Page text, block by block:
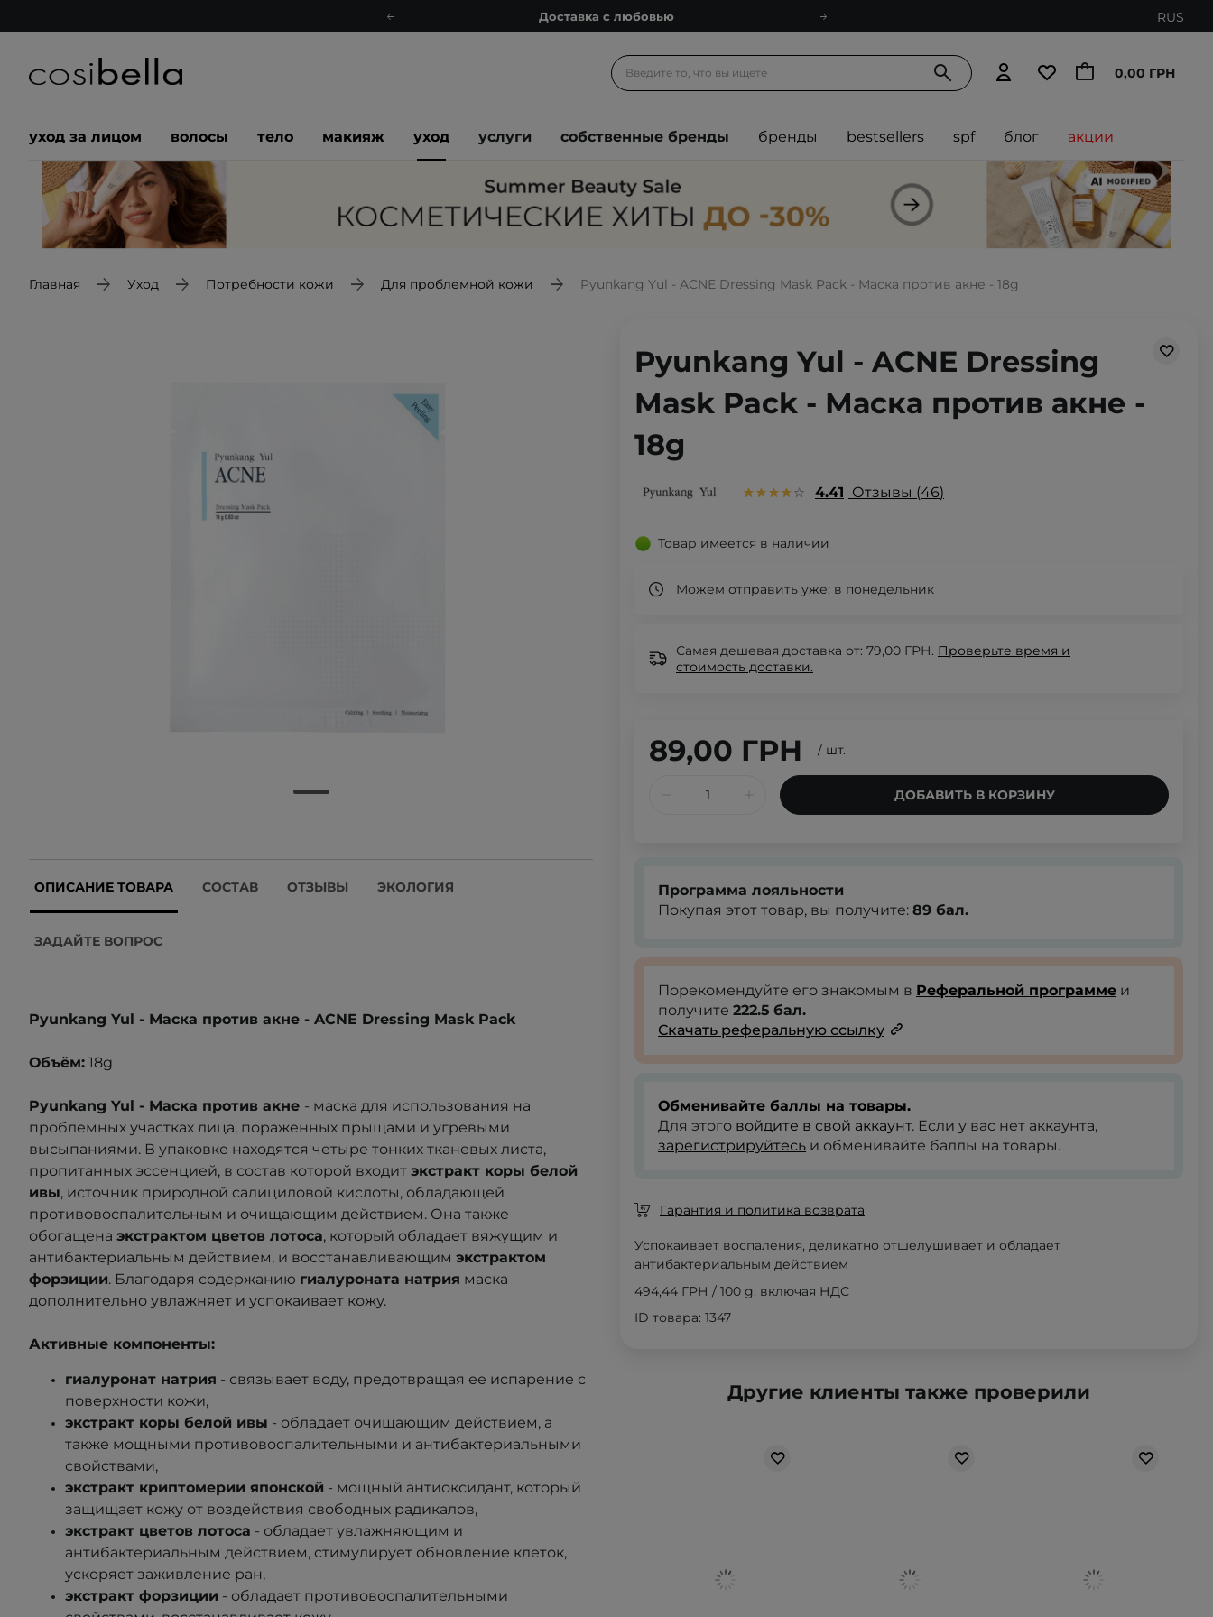
Подарочные карты
Спроси косметолога
Доставка с любовью
Подарочные карты
Блог
RUS
0,00 ГРН
уход за лицом волосы тело макияж уход услуги собственные бренды бренды bestsellers spf блог акции
Главная Уход Потребности кожи Для проблемной кожи Pyunkang Yul - ACNE Dressing Mask Pack - Маска против акне - 18g
ОПИСАНИЕ ТОВАРА СОСТАВ ОТЗЫВЫ ЭКОЛОГИЯ
ЗАДАЙТЕ ВОПРОС
Pyunkang Yul - Маска против акне - ACNE Dressing Mask Pack
Объём: 18g
Pyunkang Yul - Маска против акне - маска для использования на
проблемных участках лица, пораженных прыщами и угревыми
высыпаниями. В упаковке находятся четыре тонких тканевых листа,
пропитанных эссенцией, в состав которой входит экстракт коры белой
ивы, источник природной салициловой кислоты, обладающей
противовоспалительным и очищающим действием. Она также
обогащена экстрактом цветов лотоса, который обладает вяжущим и
антибактериальным действием, и восстанавливающим экстрактом
форзиции. Благодаря содержанию гиалуроната натрия маска
дополнительно увлажняет и успокаивает кожу.
Активные компоненты:
гиалуронат натрия - связывает воду, предотвращая ее испарение с
поверхности кожи,
экстракт коры белой ивы - обладает очищающим действием, а
также мощными противовоспалительными и антибактериальными
свойствами,
экстракт криптомерии японской - мощный антиоксидант, который
защищает кожу от воздействия свободных радикалов,
экстракт цветов лотоса - обладает увлажняющим и
антибактериальным действием, стимулирует обновление клеток,
ускоряет заживление ран,
экстракт форзиции - обладает противовоспалительными
Pyunkang Yul - ACNE Dressing
Mask Pack - Маска против акне -
18g
4.41 Отзывы 46
Товар имеется в наличии
Можем отправить уже: в понедельник
Самая дешевая доставка от: 79,00 ГРН. Проверьте время и
стоимость доставки.
89,00 ГРН / шт.
ДОБАВИТЬ В КОРЗИНУ
Программа лояльности
Покупая этот товар, вы получите: 89 бал.
Порекомендуйте его знакомым в Реферальной программе и
получите 222.5 бал.
Скачать реферальную ссылку
Обменивайте баллы на товары.
Для этого войдите в свой аккаунт. Если у вас нет аккаунта,
зарегистрируйтесь и обменивайте баллы на товары.
Гарантия и политика возврата
Успокаивает воспаления, деликатно отшелушивает и обладает
антибактериальным действием
494,44 ГРН / 100 g, включая НДС
ID товара: 1347
Другие клиенты также проверили